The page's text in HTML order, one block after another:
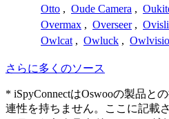
Otto , Oude Camera ,
Overmax , Overseer ,
Owlcat , Owluck ,
さらに多くのソース
* iSpyConnectはOswooの製品と
連性を持ちません。ここに記載